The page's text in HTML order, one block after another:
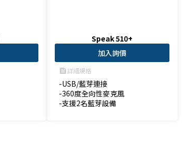
Speak 510+
加入詢價
feed詳細規格
-USB/藍芽連接
-360度全向性麥克風
-支援2名藍芽設備